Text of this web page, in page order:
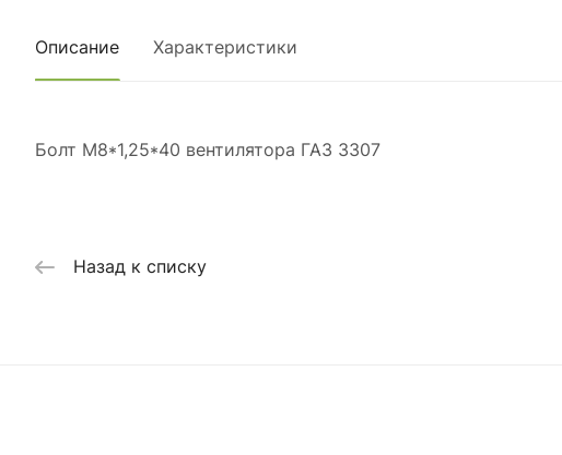
Описание Характеристики
Болт М8*1,25*40 вентилятора ГАЗ 3307
Назад к списку